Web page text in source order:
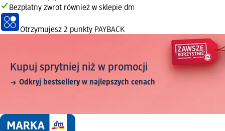
Bezpłatny zwrot również w sklepie dm
Otrzymujesz 2 punkty PAYBACK
Kupuj sprytniej niż w promocji
Odkryj bestsellery w najlepszych cenach